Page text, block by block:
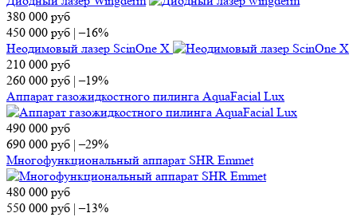
380 000 руб
450 000 руб |–16%
Неодимовый лазер ScinOne X
210 000 руб
260 000 руб |–19%
Аппарат газожидкостного пилинга AquaFacial Lux
490 000 руб
690 000 руб |–29%
Многофункциональный аппарат SHR Emmet
480 000 руб
550 000 руб |–13%